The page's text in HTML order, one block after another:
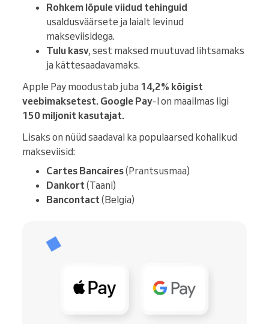
Rohkem lõpule viidud tehinguid
usaldusväärsete ja laialt levinud
makseviisidega.
Tulu kasv, sest maksed muutuvad lihtsamaks
ja kättesaadavamaks.
Apple Pay moodustab juba 14,2% kõigist
veebimaksetest. Google Pay-l on maailmas ligi
150 miljonit kasutajat.
Lisaks on nüüd saadaval ka populaarsed kohalikud
makseviisid:
Cartes Bancaires(Prantsusmaa)
Dankort(Taani)
Bancontact(Belgia)